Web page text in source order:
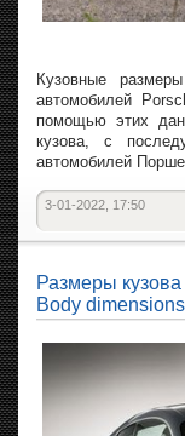
Кузовные
автомобилей
помощью этих
кузова, с
автомобилей
3-01-2022, 17:50
Размеры
Body dimensions